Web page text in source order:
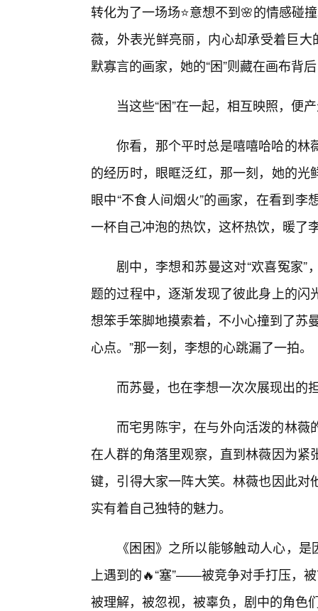
转化为了一场场⭐意想不到🌸的情感碰
薇，外表光鲜亮丽，内心却承受着巨
默寡言的画家，她的“困”则藏在画布背
当这些“困”在一起，相互映照，便
你看，那个平时总是嘻嘻哈哈的林
的经历时，眼眶泛红，那一刻，她的
眼中“不食人间烟火”的画家，在看到
一杯自己冲泡的热饮，这杯热饮，暖了
剧中，李想和苏曼这对“欢喜冤家
题的过程中，逐渐发现了彼此身上的
想笨手笨脚地摸索着，不小心撞到了苏
心点。”那一刻，李想的心跳漏了一拍。
而苏曼，也在李想一次次展现出的
而宅男陈宇，在与外向活泼的林
在人群的角落里观察，直到林薇因为
键，引得大家一阵大笑。林薇也因此
实有着自己独特的魅力。
《困困》之所以能够触动人心，
上遇到的🔥“塞”——被竞争对手打压，
被理解，被忽视，被辜负，剧中的角色